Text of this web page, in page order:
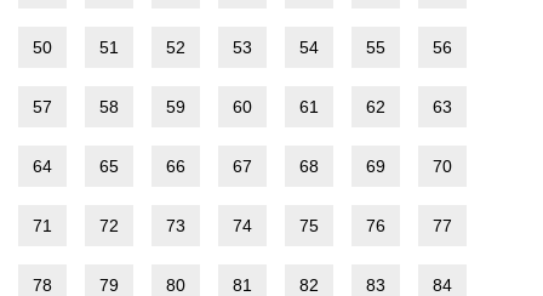
50 51 52 53 54 55 56
57 58 59 60 61 62 63
64 65 66 67 68 69 70
71 72 73 74 75 76 77
78 79 80 81 82 83 84